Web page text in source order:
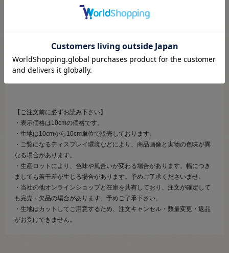
・水洗いで縮みやすい為、ご利用前に水通し、地直しをおすすめしま
す。
・洗濯の際、色落ちする場合があります。淡色のものとの洗濯は避けて
【ご注文前に必ずお読み下さい】
・表示価格は10cmの価格です。
・生地は10cmから10cm単位で販売しております。
・ご覧になるディスプレイ環境などにより、商品画像と実物の色味が異
なる場合があります。
・生産ロットにより、色味や風合いが変わる場合があります。幅につき
ましても若干差が生じる場合があります。予めご了承くださいませ。
・当社の他オンラインショップと在庫を共有しており、注文が確定して
も完売・欠品の場合があります。予めご了承下さい。
・生地はカットしてご用意するため、注文キャンセル・数量変更・返品
がお受けできません。